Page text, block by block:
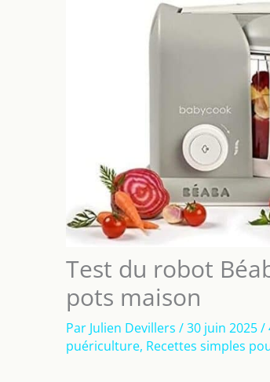
Test du robot
pots maison
Par Julien Devillers /30 juin 2025/
puériculture, Recettes simples